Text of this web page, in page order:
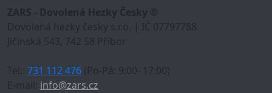
ZARS - Dovolená Hezky Česky ®
Dovolená hezky česky s.r.o. | IČ 07797788
Jičínská 543, 742 58 Příbor
Tel.: 731 112 476 (Po-Pá: 9:00- 17:00)
E-mail: info@zars.cz